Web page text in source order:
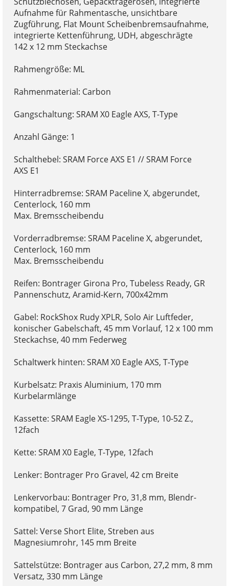
Aufnahme für Rahmentasche, unsichtbare
Zugführung, Flat Mount Scheibenbremsaufnahme,
integrierte Kettenführung, UDH, abgeschrägte
142 x 12 mm Steckachse
Rahmengröße: ML
Rahmenmaterial: Carbon
Gangschaltung: SRAM X0 Eagle AXS, T-Type
Anzahl Gänge: 1
Schalthebel: SRAM Force AXS E1 // SRAM Force
AXS E1
Hinterradbremse: SRAM Paceline X, abgerundet,
Centerlock, 160 mm
Max. Bremsscheibendu
Vorderradbremse: SRAM Paceline X, abgerundet,
Centerlock, 160 mm
Max. Bremsscheibendu
Reifen: Bontrager Girona Pro, Tubeless Ready, GR
Pannenschutz, Aramid-Kern, 700x42mm
Gabel: RockShox Rudy XPLR, Solo Air Luftfeder,
konischer Gabelschaft, 45 mm Vorlauf, 12 x 100 mm
Steckachse, 40 mm Federweg
Schaltwerk hinten: SRAM X0 Eagle AXS, T-Type
Kurbelsatz: Praxis Aluminium, 170 mm
Kurbelarmlänge
Kassette: SRAM Eagle XS-1295, T-Type, 10-52 Z.,
12fach
Kette: SRAM X0 Eagle, T-Type, 12fach
Lenker: Bontrager Pro Gravel, 42 cm Breite
Lenkervorbau: Bontrager Pro, 31,8 mm, Blendr-
kompatibel, 7 Grad, 90 mm Länge
Sattel: Verse Short Elite, Streben aus
Magnesiumrohr, 145 mm Breite
Sattelstütze: Bontrager aus Carbon, 27,2 mm, 8 mm
Versatz, 330 mm Länge